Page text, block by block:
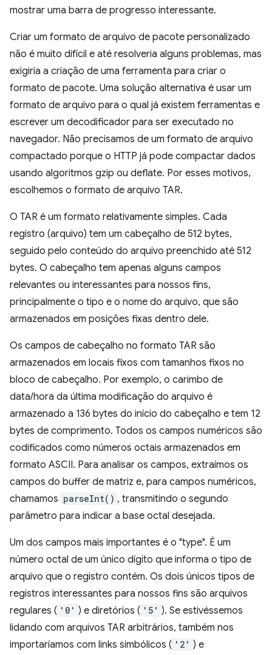
mostrar uma barra de progresso interessante.
Criar um formato de arquivo de pacote personalizado
não é muito difícil e até resolveria alguns problemas, mas
exigiria a criação de uma ferramenta para criar o
formato de pacote. Uma solução alternativa é usar um
formato de arquivo para o qual já existem ferramentas e
escrever um decodificador para ser executado no
navegador. Não precisamos de um formato de arquivo
compactado porque o HTTP já pode compactar dados
usando algoritmos gzip ou deflate. Por esses motivos,
escolhemos o formato de arquivo TAR.
O TAR é um formato relativamente simples. Cada
registro (arquivo) tem um cabeçalho de 512 bytes,
seguido pelo conteúdo do arquivo preenchido até 512
bytes. O cabeçalho tem apenas alguns campos
relevantes ou interessantes para nossos fins,
principalmente o tipo e o nome do arquivo, que são
armazenados em posições fixas dentro dele.
Os campos de cabeçalho no formato TAR são
armazenados em locais fixos com tamanhos fixos no
bloco de cabeçalho. Por exemplo, o carimbo de
data/hora da última modificação do arquivo é
armazenado a 136 bytes do início do cabeçalho e tem 12
bytes de comprimento. Todos os campos numéricos são
codificados como números octais armazenados em
formato ASCII. Para analisar os campos, extraímos os
campos do buffer de matriz e, para campos numéricos,
chamamos parseInt() , transmitindo o segundo
parâmetro para indicar a base octal desejada.
Um dos campos mais importantes é o "type". É um
número octal de um único dígito que informa o tipo de
arquivo que o registro contém. Os dois únicos tipos de
registros interessantes para nossos fins são arquivos
regulares ( '0' ) e diretórios ( '5' ). Se estivéssemos
lidando com arquivos TAR arbitrários, também nos
importaríamos com links simbólicos ( '2' ) e